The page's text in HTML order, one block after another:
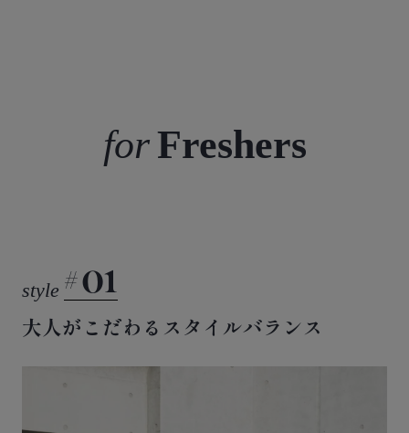
Freshers
01
大人がこだわるスタイルバランス